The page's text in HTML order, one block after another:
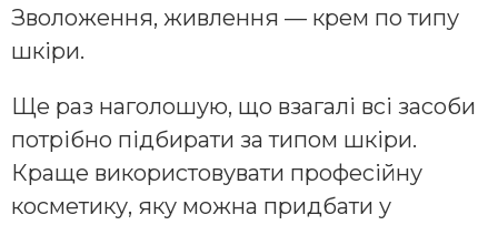
Зволоження, живлення — крем по типу
шкіри.
Ще раз наголошую, що взагалі всі засоби
потрібно підбирати за типом шкіри.
Краще використовувати професійну
косметику, яку можна придбати у